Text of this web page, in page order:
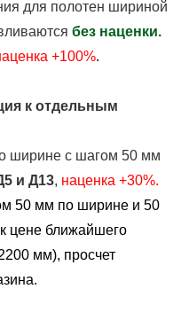
для полотен шириной
без наценки.
+100%.
к отдельным
ширине с шагом 50 мм
и Д13, наценка +30%.
50 мм по ширине и 50
к цене ближайшего
мм), просчет